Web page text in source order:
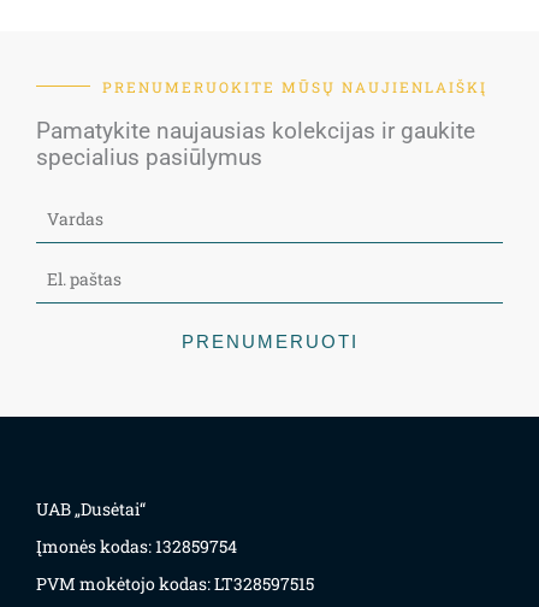
PRENUMERUOKITE MŪSŲ NAUJIENLAIŠKĮ
Pamatykite naujausias kolekcijas ir gaukite
specialius pasiūlymus
PRENUMERUOTI
UAB „Dusėtai“
Įmonės kodas: 132859754
PVM mokėtojo kodas: LT328597515